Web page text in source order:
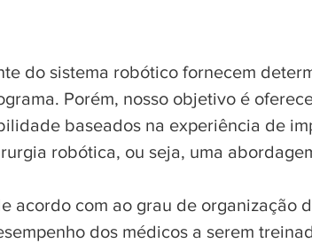
do sistema robótico fornecem
Porém, nosso objetivo é
baseados na experiência de
robótica, ou seja, uma
acordo com ao grau de organização
dos médicos a serem